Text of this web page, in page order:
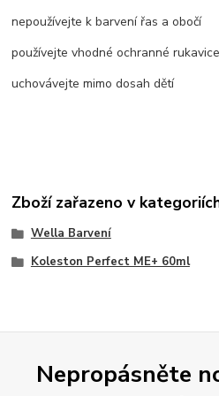
nepoužívejte k barvení řas a obočí
používejte vhodné ochranné rukavice
uchovávejte mimo dosah dětí
Zboží zařazeno v
Wella Barvení
Koleston Perfect ME+ 60ml
Nepropásněte